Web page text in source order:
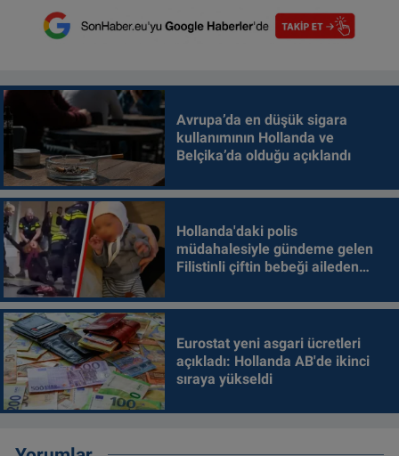
Avrupa’da en düşük sigara
kullanımının Hollanda ve
Belçika’da olduğu açıklandı
Hollanda'daki polis
müdahalesiyle gündeme gelen
Filistinli çiftin bebeği aileden
Eurostat yeni asgari ücretleri
açıkladı: Hollanda AB'de ikinci
sıraya yükseldi